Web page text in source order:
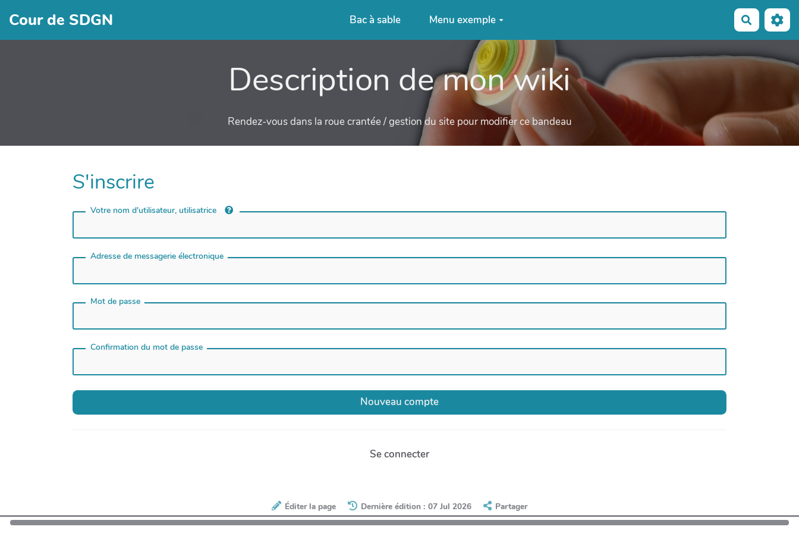
Cour de SDGN Bac à sable Menu exemple
Description de mon wiki
Rendez-vous dans la roue crantée / gestion du site pour modifier ce bandeau
S'inscrire
Votre nom d'utilisateur, utilisatrice
Adresse de messagerie électronique
Mot de passe
Confirmation du mot de passe
Se connecter
Éditer la page Dernière édition : 07 Jul 2026 Partager